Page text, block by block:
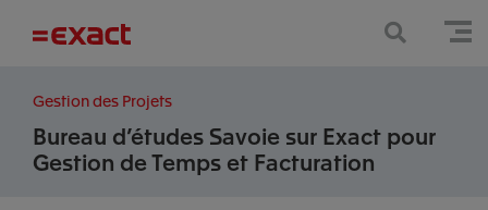
Gestion des Projets
Bureau d’études Savoie sur Exact pour
Gestion de Temps et Facturation